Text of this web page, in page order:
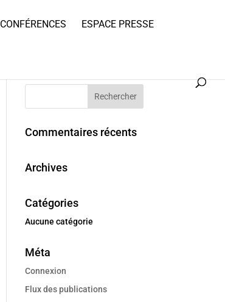
CONFÉRENCES ESPACE PRESSE
Commentaires récents
Archives
Catégories
Aucune catégorie
Méta
Connexion
Flux des publications